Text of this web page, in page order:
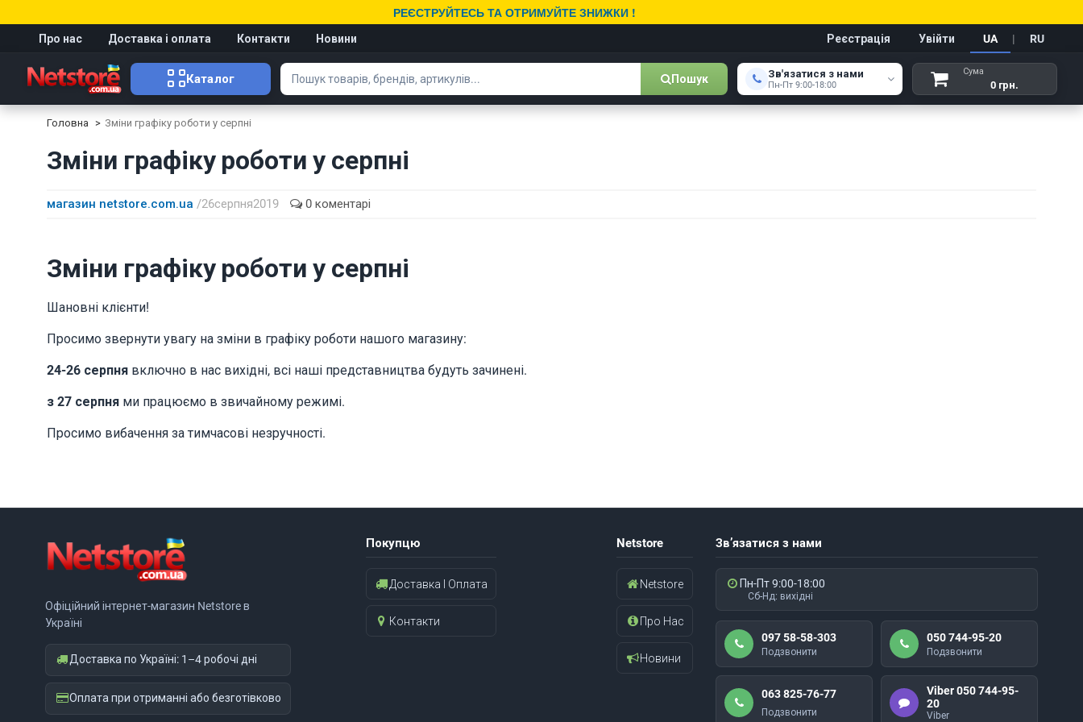
РЕЄСТРУЙТЕСЬ ТА ОТРИМУЙТЕ ЗНИЖКИ !
Про нас Доставка і оплата Контакти Новини Реєстрація Увійти UA | RU
Каталог Пошук Зв'язатися з нами
Пн-Пт 9:00-18:00
Сума
0 грн.
Головна Зміни графіку роботи у серпні
Зміни графіку роботи у серпні
магазин netstore.com.ua / 26 серпня 2019 0 коментарі
Зміни графіку роботи у серпні
Шановні клієнти!
Просимо звернути увагу на зміни в графіку роботи нашого магазину:
24-26 серпня включно в нас вихідні, всі наші представництва будуть зачинені.
з 27 серпня ми працюємо в звичайному режимі.
Просимо вибачення за тимчасові незручності.
Офіційний інтернет-магазин Netstore в
Україні
Доставка по Україні: 1–4 робочі дні
Оплата при отриманні або безготівково
Покупцю
Доставка І Оплата
Контакти
Netstore
Netstore
Про Нас
Новини
Зв’язатися з нами
Пн-Пт 9:00-18:00
Сб-Нд: вихідні
097 58-58-303
Подзвонити
050 744-95-20
Подзвонити
063 825-76-77
Подзвонити
Viber 050 744-95-
20
Viber